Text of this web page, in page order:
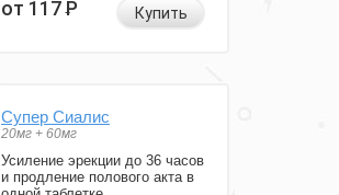
от 117Р Купить
Супер Сиалис
20мг + 60мг
Усиление эрекции до 36 часов
и продление полового акта в